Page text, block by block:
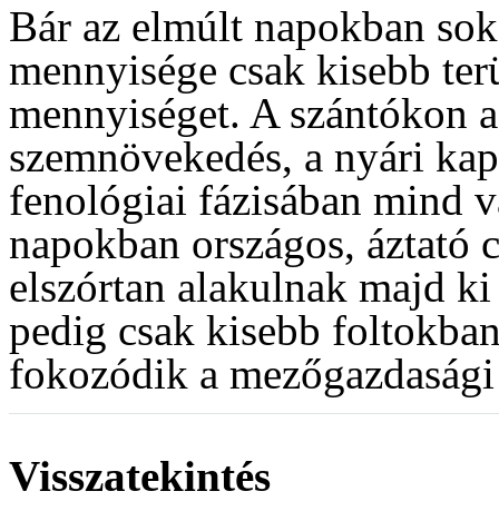
Bár az elmúlt napokban
mennyisége csak kisebb
mennyiséget. A szántókon
szemnövekedés, a nyári
fenológiai fázisában mind
napokban országos, áztató
elszórtan alakulnak majd
pedig csak kisebb
fokozódik a
Visszatekintés